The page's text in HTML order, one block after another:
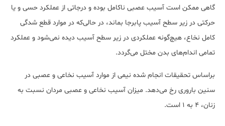
گاهی ممکن است آسیب عصبی ناکامل بوده و درجاتی از عملکرد حسی و یا
حرکتی در زیر سطح آسیب پابرجا بماند، در حالی‌که در موارد قطع شدگی
کامل نخاع، هیچ‌گونه عملکردی در زیر سطح آسیب دیده نمی‌شود و عملکرد
تمامی اندام‌های بدن مختل می‌گردد.
براساس تحقیقات انجام شده نیمی از موارد آسیب‌ نخاعی و عصبی در
سنین باروری رخ می‌دهد. میزان آسیب نخاعی و عصبی مردان نسبت به
زنان، 4 به 1 است.